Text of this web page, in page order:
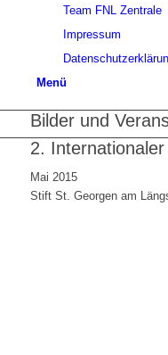
Team FNL Zentrale
Impressum
Menü
Bilder und
2.
Mai 2015
Stift St. Georgen am